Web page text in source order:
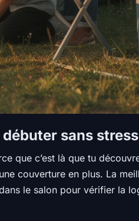
sans stress
que c’est là que tu
couverture en plus. La
le salon pour vérifier la